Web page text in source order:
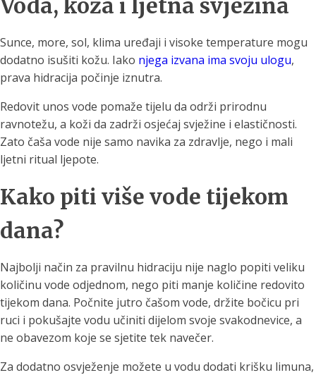
Voda, koža i ljetna svježina
Sunce, more, sol, klima uređaji i visoke temperature mogu
dodatno isušiti kožu. Iako njega izvana ima svoju ulogu,
prava hidracija počinje iznutra.
Redovit unos vode pomaže tijelu da održi prirodnu
ravnotežu, a koži da zadrži osjećaj svježine i elastičnosti.
Zato čaša vode nije samo navika za zdravlje, nego i mali
ljetni ritual ljepote.
Kako piti više vode tijekom
dana?
Najbolji način za pravilnu hidraciju nije naglo popiti veliku
količinu vode odjednom, nego piti manje količine redovito
tijekom dana. Počnite jutro čašom vode, držite bočicu pri
ruci i pokušajte vodu učiniti dijelom svoje svakodnevice, a
ne obavezom koje se sjetite tek navečer.
Za dodatno osvježenje možete u vodu dodati krišku limuna,